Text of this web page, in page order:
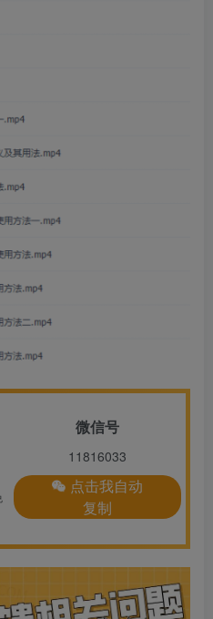
微信号
11816033
点击我自动
复制